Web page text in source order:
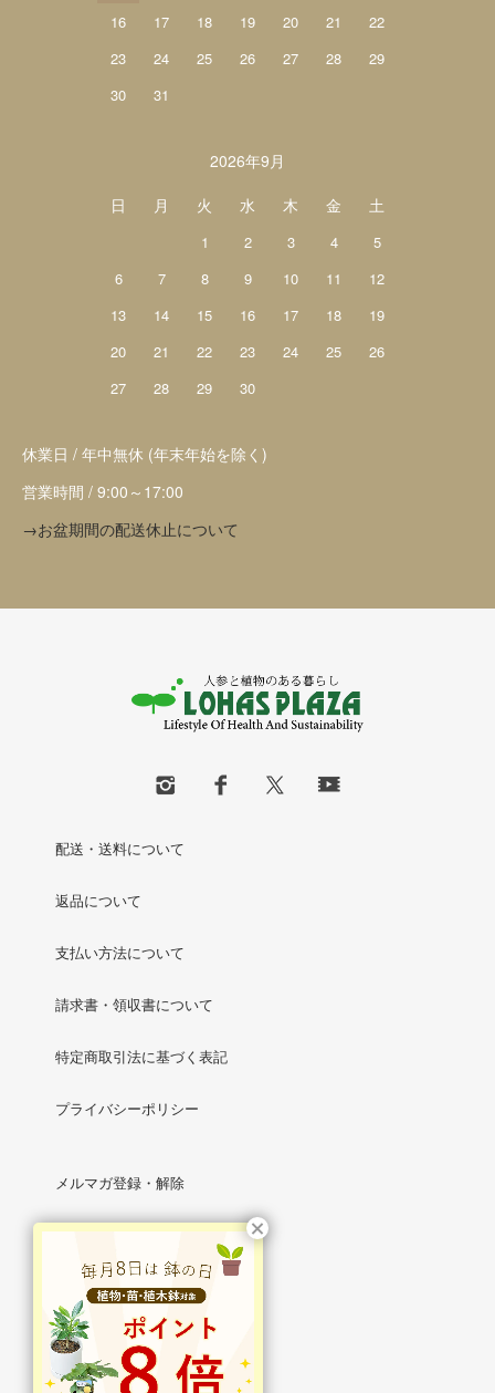
16
17 18 19 20 21
22
23
24 25 26 27 28
29
30
31
2026年9月
日
月 火 水 木 金 土
1 2 3 4
5
6
7 8 9 10 11
12
13
14 15 16 17 18
19
20
21 22 23 24 25
26
27
28 29 30
休業日 / 年中無休 (年末年始を除く)
営業時間 / 9:00～17:00
→お盆期間の配送休止について
配送・送料について
返品について
支払い方法について
請求書・領収書について
特定商取引法に基づく表記
プライバシーポリシー
メルマガ登録・解除
RSS/ATOM
マイアカウント
新規会員登録